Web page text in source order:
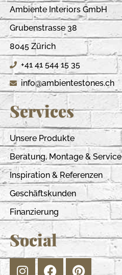
Ambiente Interiors GmbH
Grubenstrasse 38
8045 Zürich
+41 41 544 15 35
info@ambientestones.ch
Services
Unsere Produkte
Beratung, Montage & Service
Inspiration & Referenzen
Geschäftskunden
Finanzierung
Social